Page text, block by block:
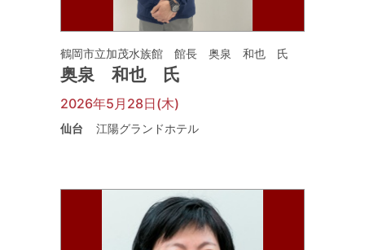
鶴岡市立加茂水族館 館長 奥泉 和也 氏
奥泉 和也 氏
2026年5月28日(木)
仙台 江陽グランドホテル